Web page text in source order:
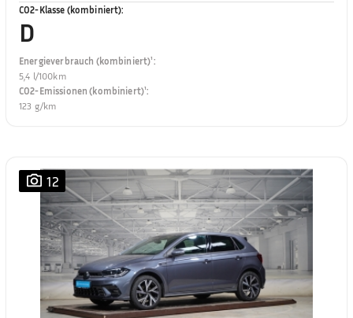
CO2-Klasse (kombiniert):
D
Energieverbrauch (kombiniert)¹:
5,4 l/100km
CO2-Emissionen (kombiniert)¹:
123 g/km
12